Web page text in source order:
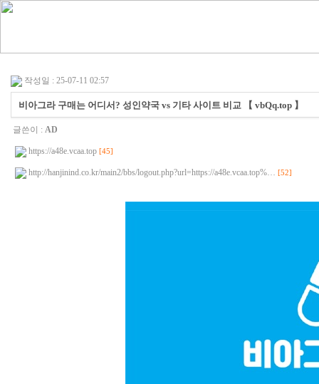
작성일 : 25-07-11 02:57
비아그라 구매는 어디서? 성인약국 vs 기타 사이트 비교 【 vbQq.top 】
글쓴이 : AD
https://a48e.vcaa.top [45]
http://hanjinind.co.kr/main2/bbs/logout.php?url=https://a48e.vcaa.top%… [52]